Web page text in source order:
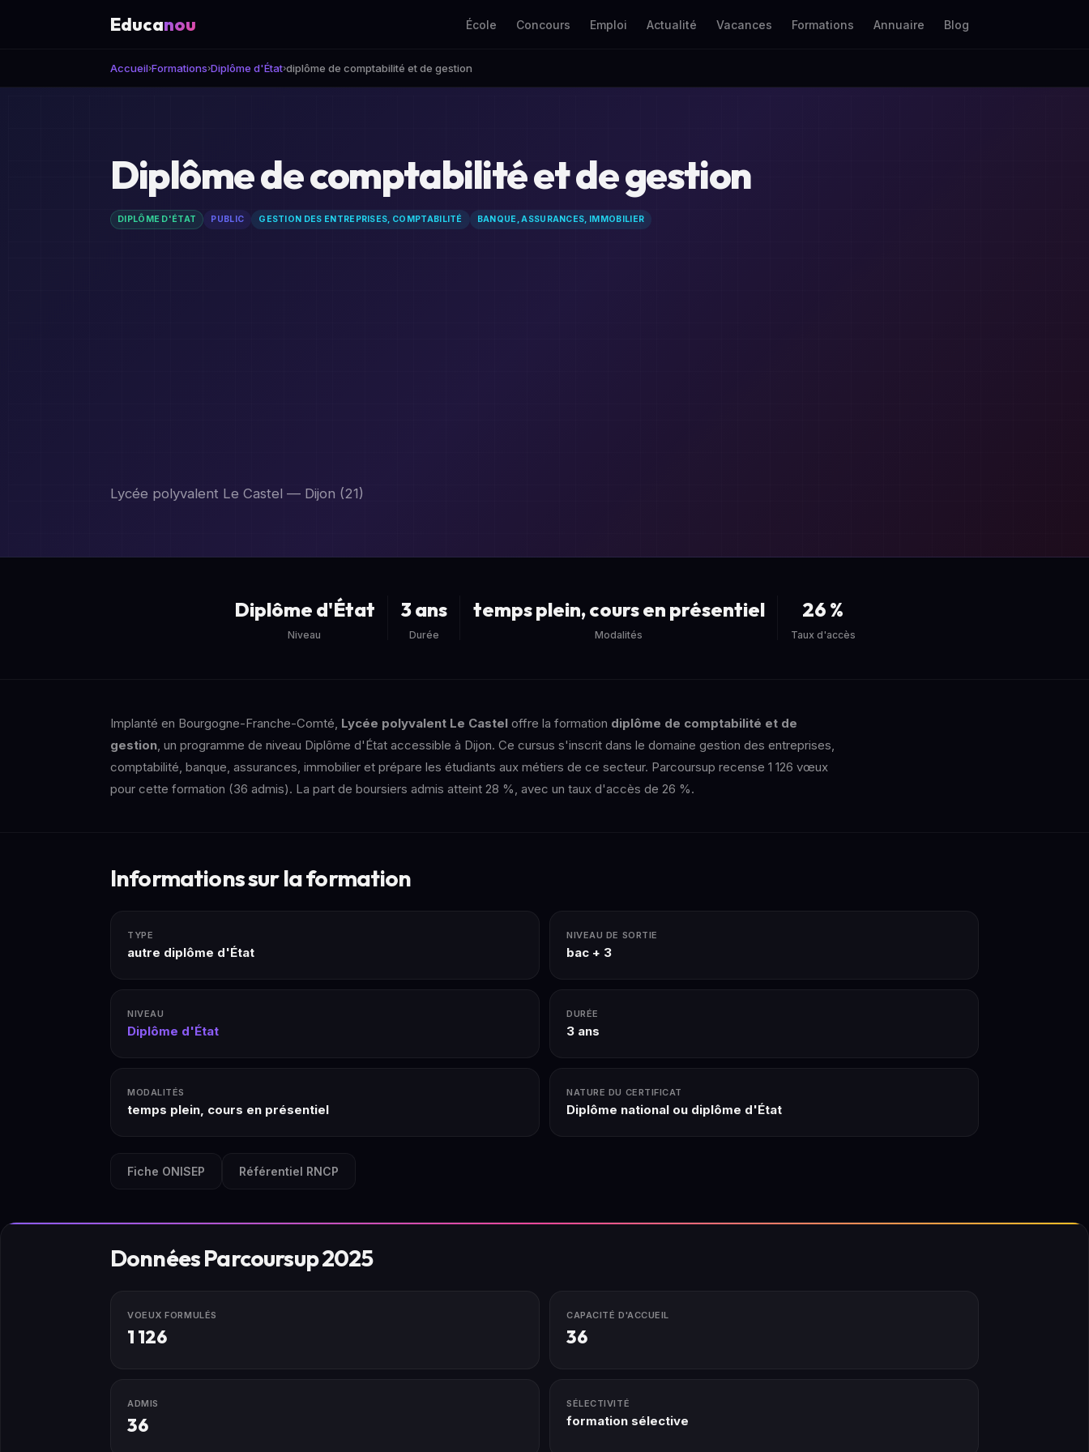
Educanou École Concours Emploi Actualité Vacances Formations Annuaire Blog
Accueil Formations Diplôme d'État diplôme de comptabilité et de gestion
Diplôme de comptabilité et de gestion
DIPLÔME D'ÉTAT PUBLIC GESTION DES ENTREPRISES, COMPTABILITÉ BANQUE, ASSURANCES, IMMOBILIER
Lycée polyvalent Le Castel — Dijon (21)
Diplôme d'État
Niveau
3 ans
Durée
temps plein, cours en présentiel
Modalités
26 %
Taux d'accès
Implanté en Bourgogne-Franche-Comté, Lycée polyvalent Le Castel offre la formation diplôme de comptabilité et de
gestion , un programme de niveau Diplôme d'État accessible à Dijon. Ce cursus s'inscrit dans le domaine gestion des entreprises,
comptabilité, banque, assurances, immobilier et prépare les étudiants aux métiers de ce secteur. Parcoursup recense 1 126 vœux
pour cette formation (36 admis). La part de boursiers admis atteint 28 %, avec un taux d'accès de 26 %.
Informations sur la formation
TYPE
autre diplôme d'État
NIVEAU DE SORTIE
bac + 3
NIVEAU
Diplôme d'État
DURÉE
3 ans
MODALITÉS
temps plein, cours en présentiel
NATURE DU CERTIFICAT
Diplôme national ou diplôme d'État
Fiche ONISEP Référentiel RNCP
Données Parcoursup 2025
VOEUX FORMULÉS
1 126
CAPACITÉ D'ACCUEIL
36
ADMIS
36
SÉLECTIVITÉ
formation sélective